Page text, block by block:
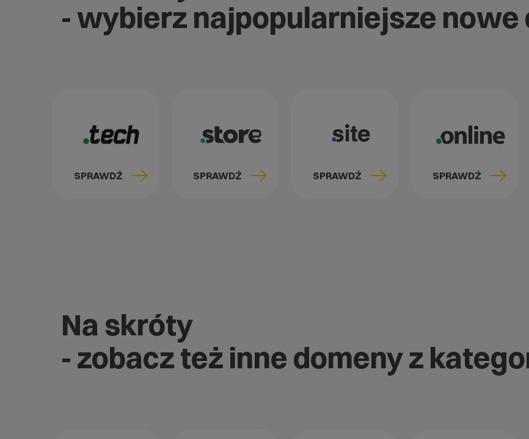
- wybierz najpopularniejsze nowe
SPRAWDŹ SPRAWDŹ SPRAWDŹ SPRAWDŹ
Na skróty
- zobacz też inne domeny z